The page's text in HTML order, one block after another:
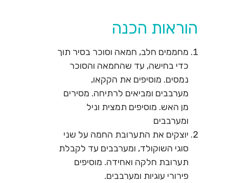
הוראות הכנה
מחממים חלב, חמאה וסוכר בסיר תוך
כדי בחישה, עד שהחמאה והסוכר
נמסים. מוסיפים את הקקאו,
מערבבים ומביאים לרתיחה. מסירים
מן האש. מוסיפים תמצית וניל
ומערבבים
יוצקים את התערובת החמה על שני
סוגי השוקולד, ומערבבים עד לקבלת
תערובת חלקה ואחידה. מוסיפים
פירורי עוגיות ומערבבים.